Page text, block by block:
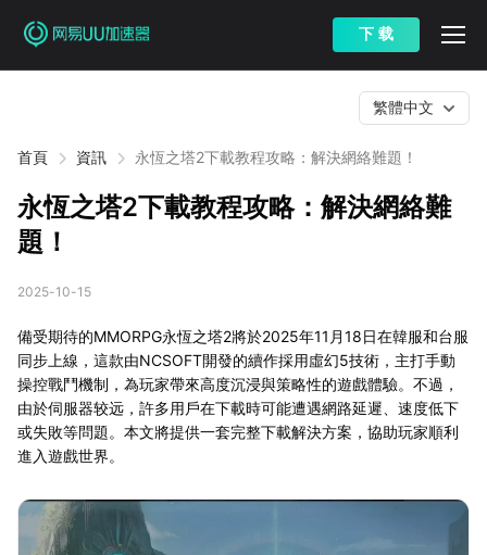
下 载
首頁 資訊 永恆之塔2下載教程攻略：解決網絡難題！
繁體中文
永恆之塔2下載教程攻略：解決網絡難
題！
2025-10-15
備受期待的MMORPG永恆之塔2將於2025年11月18日在韓服和台服
同步上線，這款由NCSOFT開發的續作採用虛幻5技術，主打手動
操控戰鬥機制，為玩家帶來高度沉浸與策略性的遊戲體驗。不過，
由於伺服器较远，許多用戶在下載時可能遭遇網路延遲、速度低下
或失敗等問題。本文將提供一套完整下載解決方案，協助玩家順利
進入遊戲世界。